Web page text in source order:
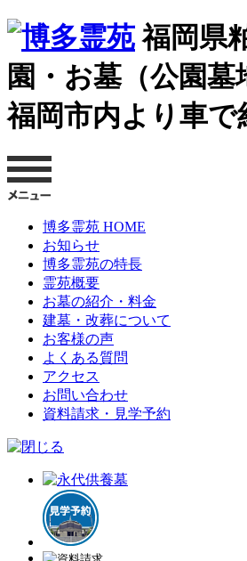
福岡県
園・お墓（公園墓
福岡市内より車で
博多霊苑 HOME
お知らせ
博多霊苑の特長
霊苑概要
お墓の紹介・料金
建墓・改葬について
お客様の声
よくある質問
アクセス
お問い合わせ
資料請求・見学予約